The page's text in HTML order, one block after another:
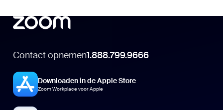
Contact opnemen1.888.799.9666
Downloaden in de Apple Store
Zoom Workplace voor Apple